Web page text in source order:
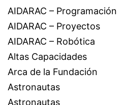
AIDARAC – Programación
AIDARAC – Proyectos
AIDARAC – Robótica
Altas Capacidades
Arca de la Fundación
Astronautas
Astronautas